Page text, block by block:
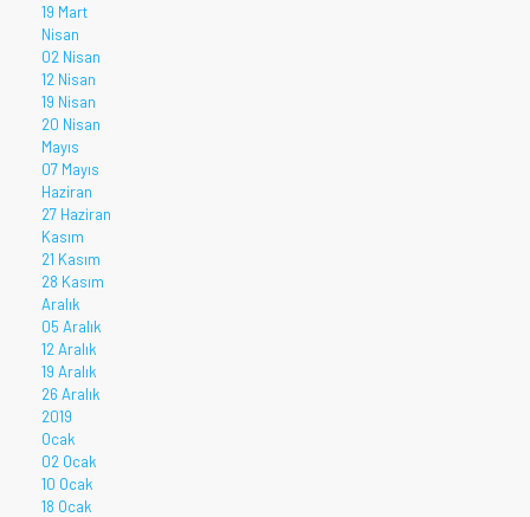
19 Mart
Nisan
02 Nisan
12 Nisan
19 Nisan
20 Nisan
Mayıs
07 Mayıs
Haziran
27 Haziran
Kasım
21 Kasım
28 Kasım
Aralık
05 Aralık
12 Aralık
19 Aralık
26 Aralık
2019
Ocak
02 Ocak
10 Ocak
18 Ocak